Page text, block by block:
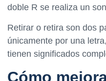
doble R se realiza un
Retirar o retira son dos
únicamente por una
tienen significados
Cómo